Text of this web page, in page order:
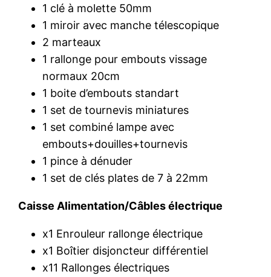
1 clé à molette 50mm
1 miroir avec manche télescopique
2 marteaux
1 rallonge pour embouts vissage
normaux 20cm
1 boite d’embouts standart
1 set de tournevis miniatures
1 set combiné lampe avec
embouts+douilles+tournevis
1 pince à dénuder
1 set de clés plates de 7 à 22mm
Caisse Alimentation/Câbles électrique
x1 Enrouleur rallonge électrique
x1 Boîtier disjoncteur différentiel
x11 Rallonges électriques